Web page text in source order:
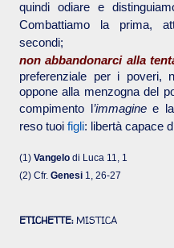
quindi odiare e
Combattiamo la prima,
secondi;
non abbandonarci alla
preferenziale per i poveri,
oppone alla menzogna del
compimento l ’immaginee
reso tuoi figli: libertà capace
(1) Vangelo di Luca 11, 1
(2) Cfr. Genesi 1, 26-27
ETICHETTE: MISTICA